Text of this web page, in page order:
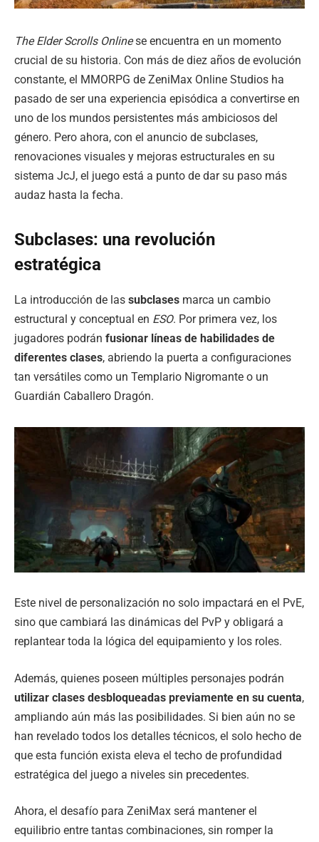
The Elder Scrolls Onlinese encuentra en un momento
crucial de su historia. Con más de diez años de evolución
constante, el MMORPG de ZeniMax Online Studios ha
pasado de ser una experiencia episódica a convertirse en
uno de los mundos persistentes más ambiciosos del
género. Pero ahora, con el anuncio de subclases,
renovaciones visuales y mejoras estructurales en su
sistema JcJ, el juego está a punto de dar su paso más
audaz hasta la fecha.
Subclases: una revolución
estratégica
La introducción de las subclases marca un cambio
estructural y conceptual en ESO. Por primera vez, los
jugadores podrán fusionar líneas de habilidades de
diferentes clases, abriendo la puerta a configuraciones
tan versátiles como un Templario Nigromante o un
Guardián Caballero Dragón.
Este nivel de personalización no solo impactará en el PvE,
sino que cambiará las dinámicas del PvP y obligará a
replantear toda la lógica del equipamiento y los roles.
Además, quienes poseen múltiples personajes podrán
utilizar clases desbloqueadas previamente en su cuenta,
ampliando aún más las posibilidades. Si bien aún no se
han revelado todos los detalles técnicos, el solo hecho de
que esta función exista eleva el techo de profundidad
estratégica del juego a niveles sin precedentes.
Ahora, el desafío para ZeniMax será mantener el
equilibrio entre tantas combinaciones, sin romper la